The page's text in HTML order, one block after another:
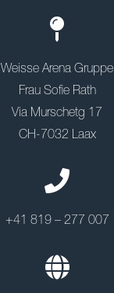
Weisse Arena Gruppe
Frau Sofie Rath
Via Murschetg 17
CH-7032 Laax
+41 819 – 277 007